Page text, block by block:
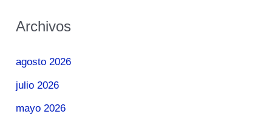
Archivos
agosto 2026
julio 2026
mayo 2026